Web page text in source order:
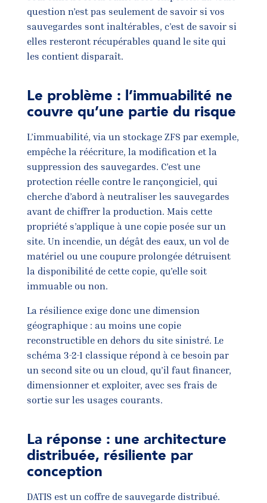
question n’est pas seulement de savoir si vos
sauvegardes sont inaltérables, c’est de savoir si
elles resteront récupérables quand le site qui
les contient disparaît.
Le problème : l’immuabilité ne
couvre qu’une partie du risque
L’immuabilité, via un stockage ZFS par exemple,
empêche la réécriture, la modification et la
suppression des sauvegardes. C’est une
protection réelle contre le rançongiciel, qui
cherche d’abord à neutraliser les sauvegardes
avant de chiffrer la production. Mais cette
propriété s’applique à une copie posée sur un
site. Un incendie, un dégât des eaux, un vol de
matériel ou une coupure prolongée détruisent
la disponibilité de cette copie, qu’elle soit
immuable ou non.
La résilience exige donc une dimension
géographique : au moins une copie
reconstructible en dehors du site sinistré. Le
schéma 3-2-1 classique répond à ce besoin par
un second site ou un cloud, qu’il faut financer,
dimensionner et exploiter, avec ses frais de
sortie sur les usages courants.
La réponse : une architecture
distribuée, résiliente par
conception
DATIS est un coffre de sauvegarde distribué.